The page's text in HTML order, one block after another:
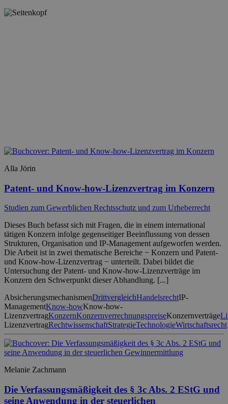
Alla Jörin
Patent- und Know-how-Lizenzvertrag im Konzern
Studien zum Gewerblichen Rechtsschutz und zum Urheberrecht
Dieses Buch befasst sich mit Fragen, die in einem international
tätigen Konzern infolge gegenseitiger Beeinflussung von dessen
Strukturen, Organisation und IP-Management aufgeworfen werden.
Die Arbeit ist in zwei thematische Bereiche − Konzern und Patent-
und Know-how-Lizenzvertrag − unterteilt. Dabei bildet die
Untersuchung der Patent- und Know-how-Lizenzverträge im
Konzern den Schwerpunkt dieser Abhandlung. [...]
AbsicherungsmechanismenDrittvergleichHandelsrechtIP-
ManagementKnow-howKnow-how-
LizenzvertragKonzernKonzernverrechnungspreiseKonzernverträge
LizenzvertragRechtwissenschaftStrategieTechnologieWirtschaftsrecht
Melanie Zachmann
Die Verfassungsmäßigkeit des § 3c Abs. 2 EStG und
seine Anwendung in der steuerlichen